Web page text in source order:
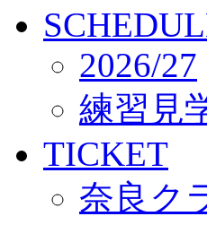
2026/27
練習見
TICKET
奈良ク